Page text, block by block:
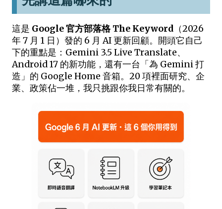
這是 Google 官方部落格 The Keyword （2026
年 7 月 1 日）發的 6 月 AI 更新回顧。開頭它自己
下的重點是：Gemini 3.5 Live Translate、
Android 17 的新功能，還有一台「為 Gemini 打
造」的 Google Home 音箱。20 項裡面研究、企
業、政策佔一堆，我只挑跟你我日常有關的。